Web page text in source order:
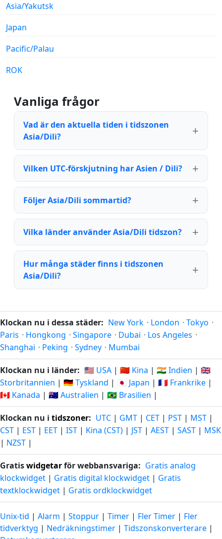
Asia/Yakutsk
Japan
Pacific/Palau
ROK
Vanliga frågor
Vad är den aktuella tiden i tidszonen
Asia/Dili?
Vilken UTC-förskjutning har Asien / Dili?
Följer Asia/Dili sommartid?
Vilka länder använder Asia/Dili tidszon?
Hur många städer finns i tidszonen
Asia/Dili?
Klockan nu i dessa städer: New York · London · Tokyo ·
Paris · Hongkong · Singapore · Dubai · Los Angeles ·
Shanghai · Peking · Sydney · Mumbai
Klockan nu i länder: 🇺🇸 USA | 🇨🇳 Kina | 🇮🇳 Indien | 🇬🇧
Storbritannien | 🇩🇪 Tyskland | 🇯🇵 Japan | 🇫🇷 Frankrike |
🇨🇦 Kanada | 🇦🇺 Australien | 🇧🇷 Brasilien |
Klockan nu i tidszoner: UTC | GMT | CET | PST | MST |
CST | EST | EET | IST | Kina (CST) | JST | AEST | SAST | MSK
| NZST |
Gratiswidgetarför webbansvariga: Gratis analog
klockwidget | Gratis digital klockwidget | Gratis
textklockwidget | Gratis ordklockwidget
Unix-tid | Alarm | Stoppur | Timer | Fler Timer | Fler
tidverktyg | Nedräkningstimer | Tidszonskonverterare |